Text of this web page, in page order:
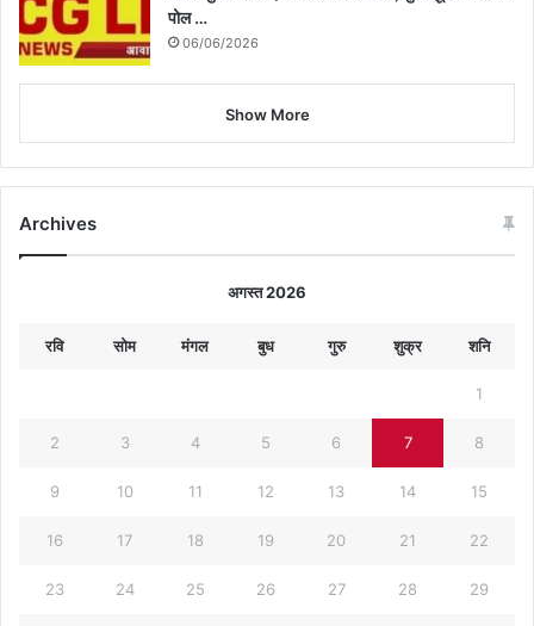
पोल …
06/06/2026
Show More
Archives
अगस्त 2026
रवि सोम मंगल बुध गुरु शुक्र शनि
1
2 3 4 5 6 7 8
9 10 11 12 13 14 15
16 17 18 19 20 21 22
23 24 25 26 27 28 29